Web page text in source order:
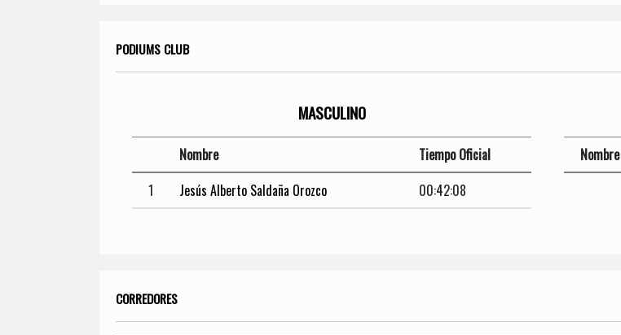
PODIUMS CLUB
MASCULINO
Nombre
Tiempo Oficial
1
Jesús Alberto Saldaña Orozco 00:42:08
Nombre
CORREDORES